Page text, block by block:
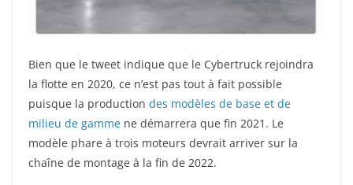
Bien que le tweet indique que le Cybertruck rejoindra
la flotte en 2020, ce n’est pas tout à fait possible
puisque la production des modèles de base et de
milieu de gamme ne démarrera que fin 2021. Le
modèle phare à trois moteurs devrait arriver sur la
chaîne de montage à la fin de 2022.